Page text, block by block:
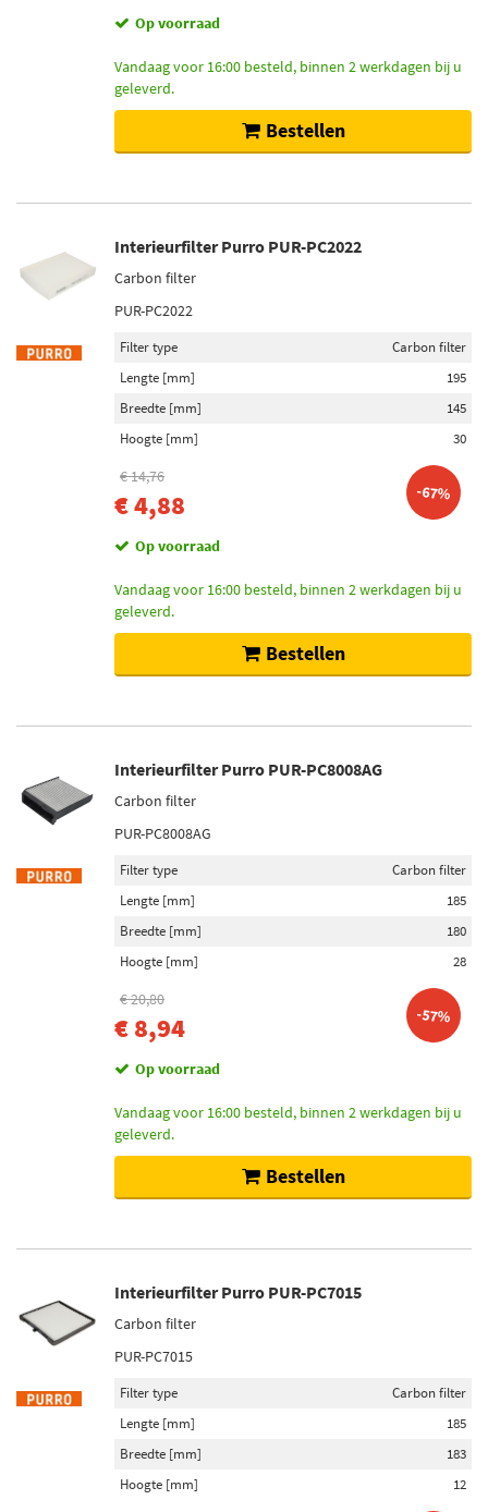
Op voorraad
Vandaag voor 16:00 besteld, binnen 2 werkdagen bij u
geleverd.
Bestellen
Interieurfilter Purro PUR-PC2022
Carbon filter
PUR-PC2022
Filter type
Carbon filter
Lengte [mm]
195
Breedte [mm]
145
Hoogte [mm]
30
€ 14,76
€ 4,88 -67%
Op voorraad
Vandaag voor 16:00 besteld, binnen 2 werkdagen bij u
geleverd.
Bestellen
Interieurfilter Purro PUR-PC8008AG
Carbon filter
PUR-PC8008AG
Filter type
Carbon filter
Lengte [mm]
185
Breedte [mm]
180
Hoogte [mm]
28
€ 20,80
€ 8,94 -57%
Op voorraad
Vandaag voor 16:00 besteld, binnen 2 werkdagen bij u
geleverd.
Bestellen
Interieurfilter Purro PUR-PC7015
Carbon filter
PUR-PC7015
Filter type
Carbon filter
Lengte [mm]
185
Breedte [mm]
183
Hoogte [mm]
12